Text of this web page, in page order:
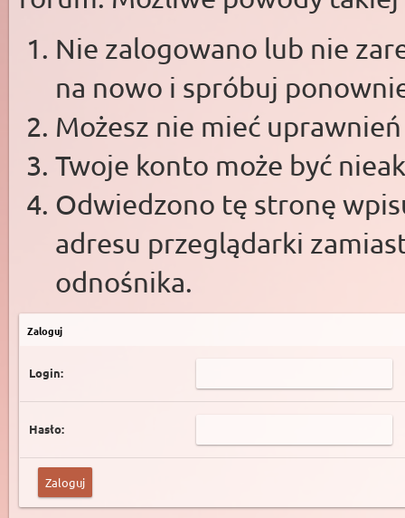
Nie zalogowano lub nie
na nowo i spróbuj
Możesz nie mieć
Twoje konto może być
Odwiedzono tę stronę
adresu przeglądarki
odnośnika.
Zaloguj
Login:
Hasło: